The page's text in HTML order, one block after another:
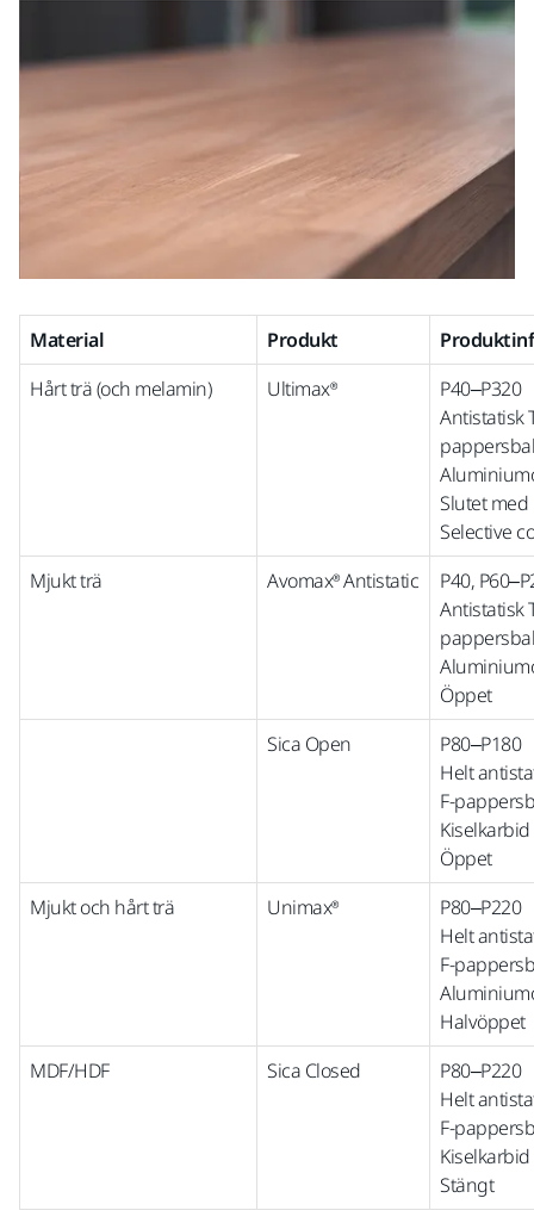
Material Produkt
Hårt trä (och melamin)
Ultimax®
P40–P320
Antistatisk
Slutet med
Selective
Mjukt trä
Avomax® Antistatic
P40,
Antistatisk
Öppet
Sica Open
P80–P180
Helt
F-
Kiselkarbid
Öppet
Mjukt och hårt trä
Unimax®
P80–P220
Helt
F-
Halvöppet
MDF/HDF
Sica Closed
P80–P220
Helt
F-
Kiselkarbid
Stängt